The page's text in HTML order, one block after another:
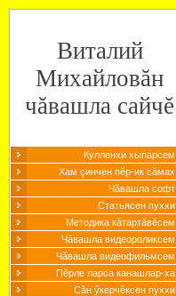
Виталий
Михайловăн
чăвашла сайчĕ
Кулленхи хыпарсем
Хам çинчен пĕр-ик сăмах
Чăвашла софт
Статьясен пуххи
Методика кăтартăвĕсем
Чăвашла видеороликсем
Чăвашла видеофильмсем
Пĕрле ларса канашлар-ха
Сăн ӳкерчĕксен пуххи